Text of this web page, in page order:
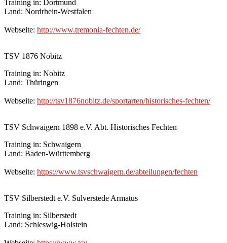
Training in: Dortmund
Land: Nordrhein-Westfalen
Webseite: http://www.tremonia-fechten.de/
TSV 1876 Nobitz
Training in: Nobitz
Land: Thüringen
Webseite: http://tsv1876nobitz.de/sportarten/historisches-fechten/
TSV Schwaigern 1898 e.V. Abt. Historisches Fechten
Training in: Schwaigern
Land: Baden-Württemberg
Webseite: https://www.tsvschwaigern.de/abteilungen/fechten
TSV Silberstedt e.V. Sulverstede Armatus
Training in: Silberstedt
Land: Schleswig-Holstein